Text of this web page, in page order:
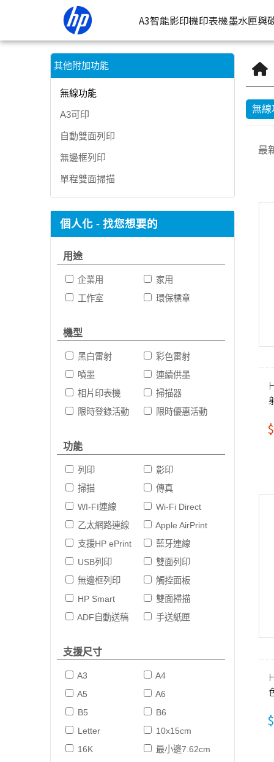
HP 無線功能印表機 | HP® 惠普台灣原廠購物網
A3智能影印機印表機
按類型
連續噴
墨水匣與
墨
其他附加功能
無線功能
A3可印
自動雙面列印
無邊框列印
單程雙面掃描
個人化 - 找您想要的
用途
企業用
家用
工作室
環保標章
機型
黑白雷射
彩色雷射
噴墨
連續供墨
相片印表機
掃描器
限時登錄活動
限時優惠活動
功能
列印
影印
掃描
傳真
WI-FI連線
Wi-Fi Direct
乙太網路連線
Apple AirPrint
支援HP ePrint
藍牙連線
USB列印
雙面列印
無邊框列印
觸控面板
HP Smart
雙面掃描
ADF自動送稿
手送紙匣
支援尺寸
A3
A4
A5
A6
B5
B6
Letter
10x15cm
16K
最小邊7.62cm
無線
最